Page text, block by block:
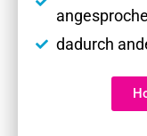
dadurch